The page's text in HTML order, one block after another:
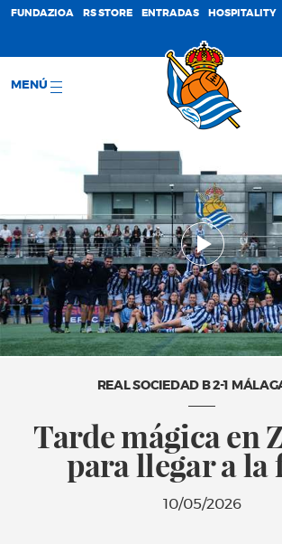
FUNDAZIOA RS STORE ENTRADAS HOSPITALITY
MENÚ
REAL SOCIEDAD B 2-1
Tarde mágica en
para llegar a la
10/05/2026